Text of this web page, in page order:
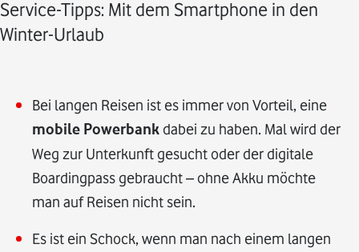
Service-Tipps: Mit dem Smartphone in den
Winter-Urlaub
Bei langen Reisen ist es immer von Vorteil, eine
mobile Powerbank dabei zu haben. Mal wird der
Weg zur Unterkunft gesucht oder der digitale
Boardingpass gebraucht – ohne Akku möchte
man auf Reisen nicht sein.
Es ist ein Schock, wenn man nach einem langen